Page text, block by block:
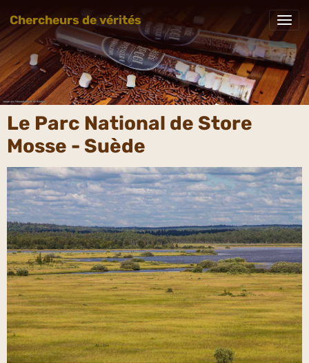
Chercheurs de vérités
Le Parc National de Store
Mosse - Suède